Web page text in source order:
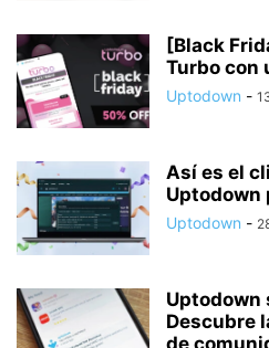
[Black
Turbo con
Uptodown -
Así es el
Uptodown
Uptodown -
Uptodown
Descubre
de